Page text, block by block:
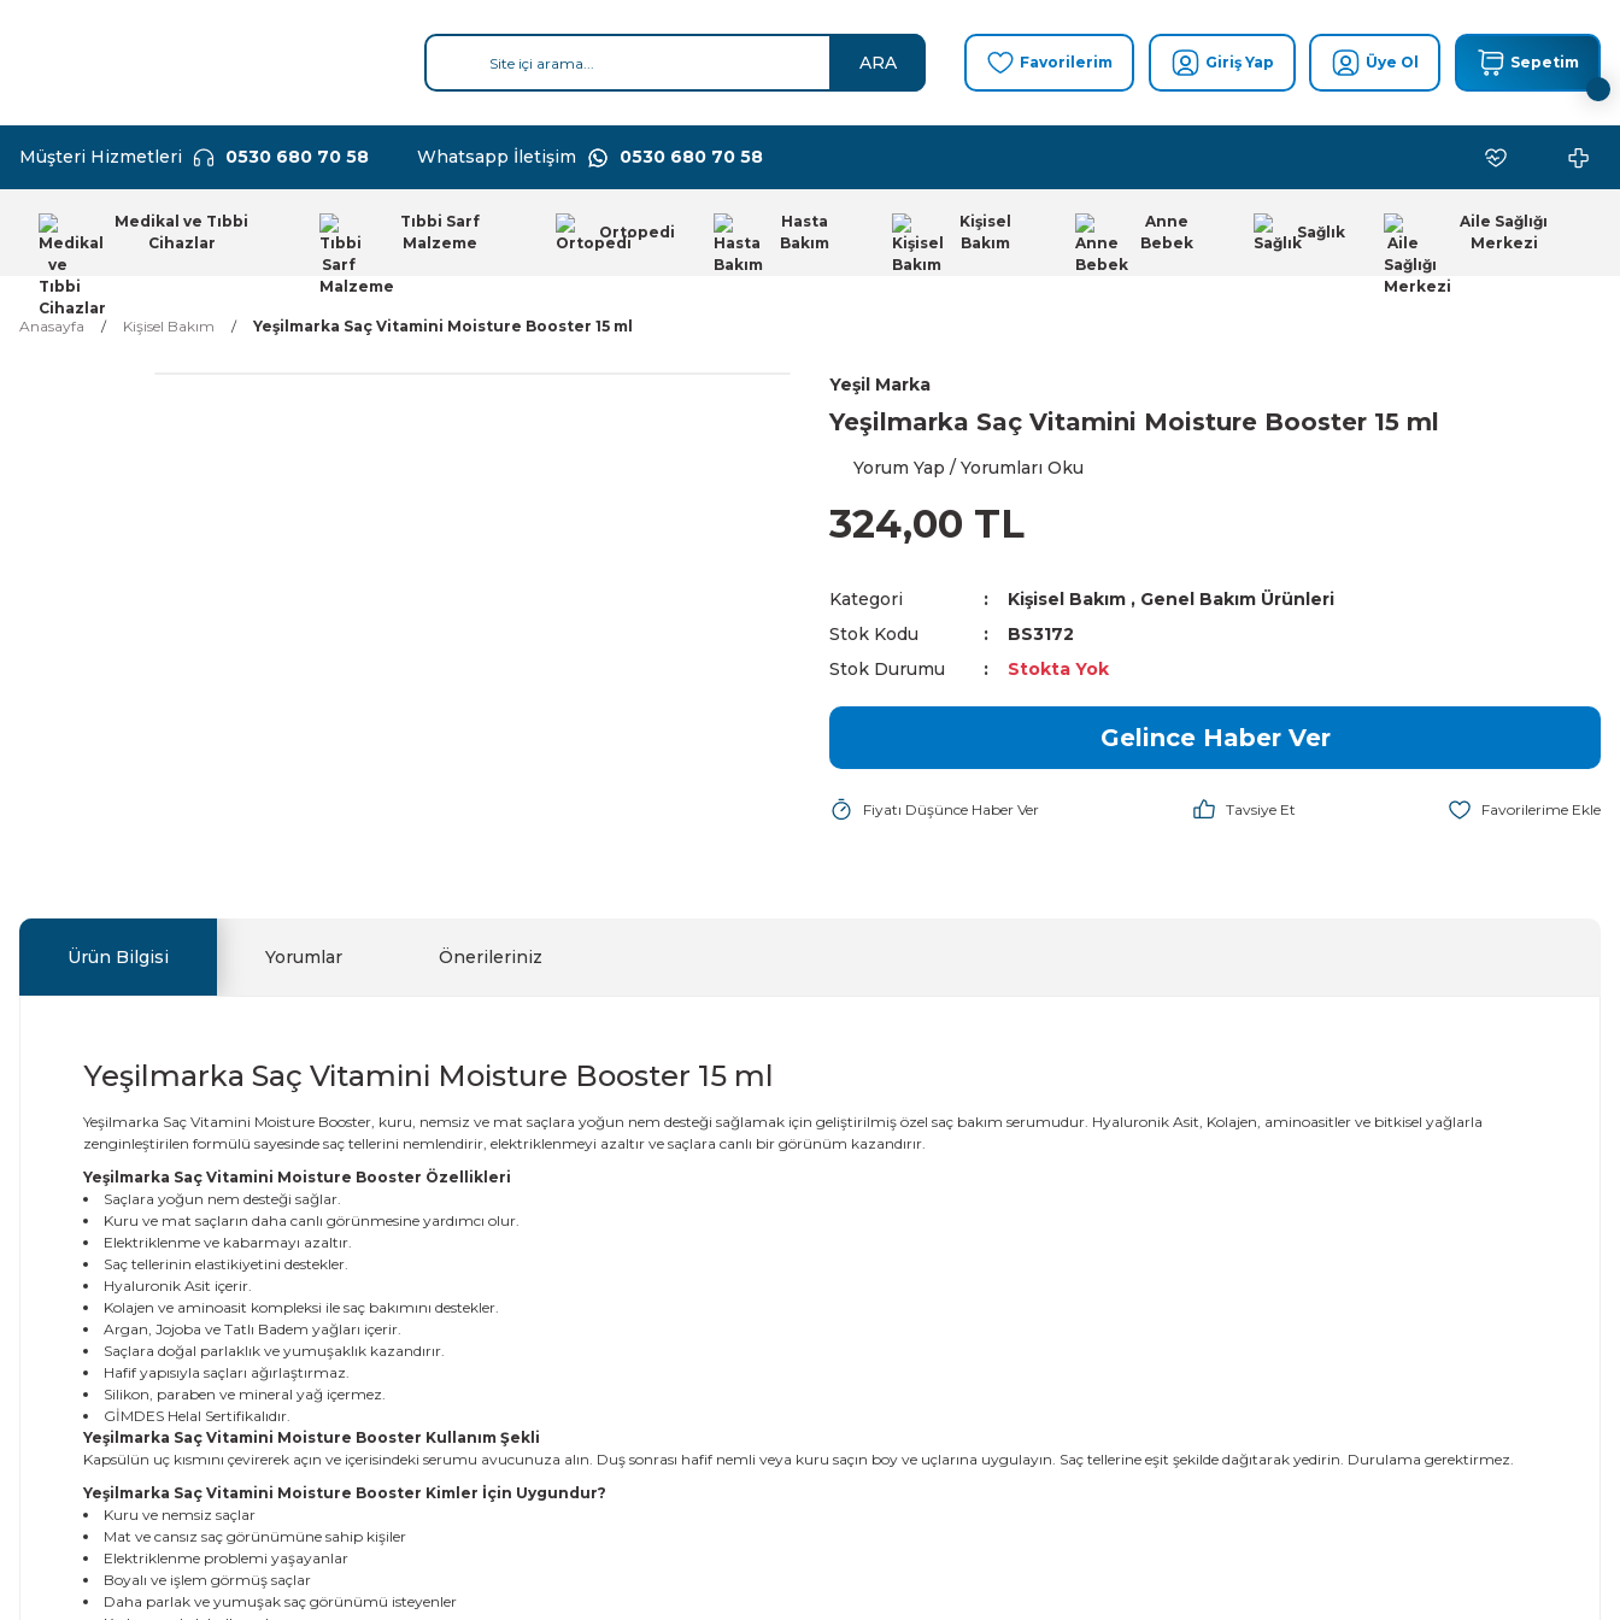
ARA Favorilerim Giriş Yap Üye Ol Sepetim
Müşteri Hizmetleri 0530 680 70 58 Whatsapp İletişim 0530 680 70 58
Medikal ve Tıbbi
Cihazlar
Tıbbi Sarf
Malzeme
Ortopedi
Hasta
Bakım
Kişisel
Bakım
Anne
Bebek
Sağlık
Aile Sağlığı
Merkezi
Anasayfa Kişisel Bakım Yeşilmarka Saç Vitamini Moisture Booster 15 ml
Yeşil Marka
Yeşilmarka Saç Vitamini Moisture Booster 15 ml
Yorum Yap / Yorumları Oku
324,00 TL
Kategori Kişisel Bakım , Genel Bakım Ürünleri
Stok Kodu
BS3172
Stok Durumu
Stokta Yok
Gelince Haber Ver
Fiyatı Düşünce Haber Ver Tavsiye Et
Ürün Bilgisi Yorumlar Önerileriniz
Yeşilmarka Saç Vitamini Moisture Booster 15 ml
Yeşilmarka Saç Vitamini Moisture Booster, kuru, nemsiz ve mat saçlara yoğun nem desteği sağlamak için geliştirilmiş özel saç bakım serumudur. Hyaluronik Asit, Kolajen, aminoasitler ve bitkisel yağlarla
zenginleştirilen formülü sayesinde saç tellerini nemlendirir, elektriklenmeyi azaltır ve saçlara canlı bir görünüm kazandırır.
Yeşilmarka Saç Vitamini Moisture Booster Özellikleri
Saçlara yoğun nem desteği sağlar.
Kuru ve mat saçların daha canlı görünmesine yardımcı olur.
Elektriklenme ve kabarmayı azaltır.
Saç tellerinin elastikiyetini destekler.
Hyaluronik Asit içerir.
Kolajen ve aminoasit kompleksi ile saç bakımını destekler.
Argan, Jojoba ve Tatlı Badem yağları içerir.
Saçlara doğal parlaklık ve yumuşaklık kazandırır.
Hafif yapısıyla saçları ağırlaştırmaz.
Silikon, paraben ve mineral yağ içermez.
GİMDES Helal Sertifikalıdır.
Yeşilmarka Saç Vitamini Moisture Booster Kullanım Şekli
Kapsülün uç kısmını çevirerek açın ve içerisindeki serumu avucunuza alın. Duş sonrası hafif nemli veya kuru saçın boy ve uçlarına uygulayın. Saç tellerine eşit şekilde dağıtarak yedirin. Durulama gerektirmez.
Yeşilmarka Saç Vitamini Moisture Booster Kimler İçin Uygundur?
Kuru ve nemsiz saçlar
Mat ve cansız saç görünümüne sahip kişiler
Elektriklenme problemi yaşayanlar
Boyalı ve işlem görmüş saçlar
Daha parlak ve yumuşak saç görünümü isteyenler